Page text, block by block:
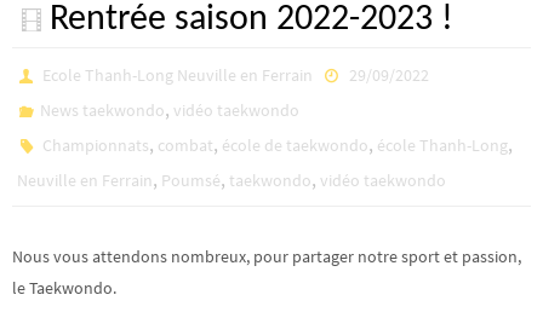
Rentrée saison 2022-2023 !
Ecole Thanh-Long Neuville en Ferrain
29/09/2022
News taekwondo,vidéo taekwondo
Championnats, combat, école de taekwondo, école Thanh-Long,
Neuville en Ferrain, Poumsé, taekwondo, vidéo taekwondo
Nous vous attendons nombreux, pour partager notre sport et passion,
le Taekwondo.